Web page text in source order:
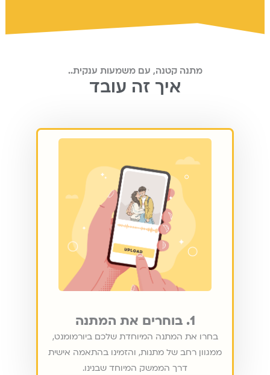
מתנה קטנה, עם משמעות ענקית..
איך זה עובד
1. בוחרים את המתנה
בחרו את המתנה המיוחדת שלכם ביורמומנט,
ממגוון רחב של מתנות, והזמינו בהתאמה אישית
דרך הממשק המיוחד שבנינו.